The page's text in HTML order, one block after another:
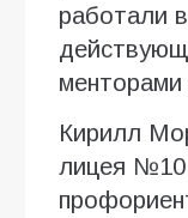
работали
Кирилл
лицея №10